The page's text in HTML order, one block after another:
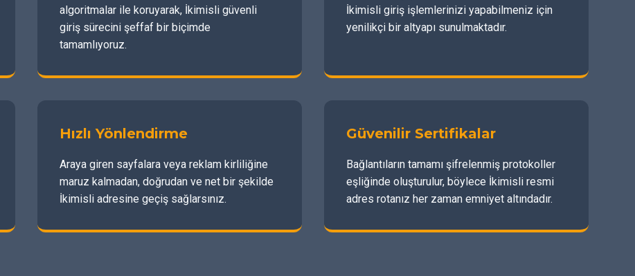
algoritmalar ile koruyarak, İkimisli güvenli
giriş sürecini şeffaf bir biçimde
tamamlıyoruz.
İkimisli giriş işlemlerinizi yapabilmeniz için
yenilikçi bir altyapı sunulmaktadır.
Hızlı Yönlendirme
Araya giren sayfalara veya reklam kirliliğine
maruz kalmadan, doğrudan ve net bir şekilde
İkimisli adresine geçiş sağlarsınız.
Güvenilir Sertifikalar
Bağlantıların tamamı şifrelenmiş protokoller
eşliğinde oluşturulur, böylece İkimisli resmi
adres rotanız her zaman emniyet altındadır.